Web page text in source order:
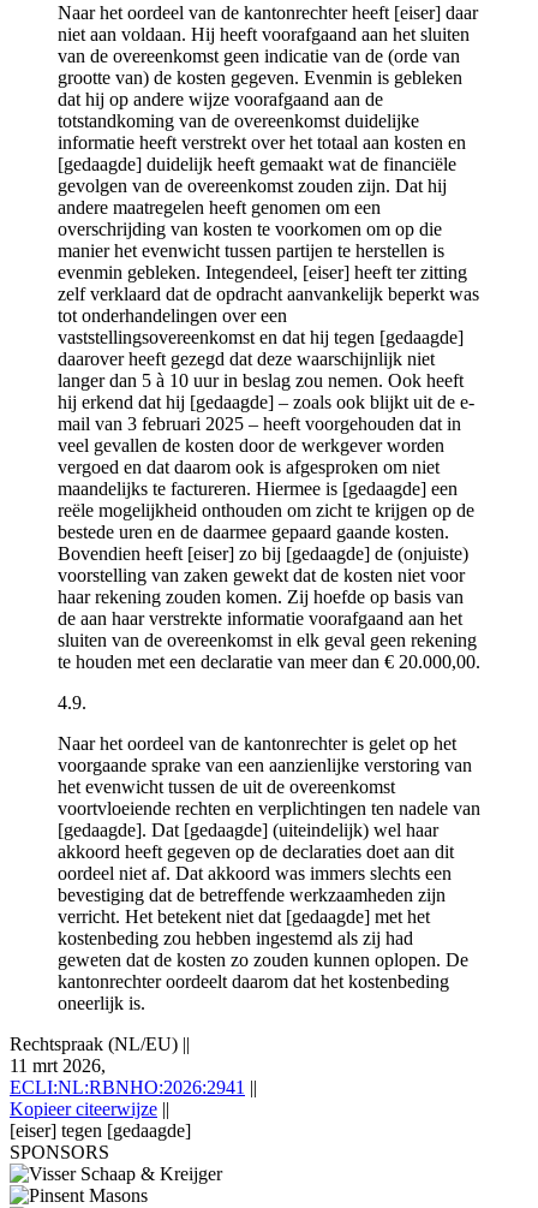
Naar het oordeel van de kantonrechter heeft [eiser] daar
niet aan voldaan. Hij heeft voorafgaand aan het sluiten
van de overeenkomst geen indicatie van de (orde van
grootte van) de kosten gegeven. Evenmin is gebleken
dat hij op andere wijze voorafgaand aan de
totstandkoming van de overeenkomst duidelijke
informatie heeft verstrekt over het totaal aan kosten en
[gedaagde] duidelijk heeft gemaakt wat de financiële
gevolgen van de overeenkomst zouden zijn. Dat hij
andere maatregelen heeft genomen om een
overschrijding van kosten te voorkomen om op die
manier het evenwicht tussen partijen te herstellen is
evenmin gebleken. Integendeel, [eiser] heeft ter zitting
zelf verklaard dat de opdracht aanvankelijk beperkt was
tot onderhandelingen over een
vaststellingsovereenkomst en dat hij tegen [gedaagde]
daarover heeft gezegd dat deze waarschijnlijk niet
langer dan 5 à 10 uur in beslag zou nemen. Ook heeft
hij erkend dat hij [gedaagde] – zoals ook blijkt uit de e-
mail van 3 februari 2025 – heeft voorgehouden dat in
veel gevallen de kosten door de werkgever worden
vergoed en dat daarom ook is afgesproken om niet
maandelijks te factureren. Hiermee is [gedaagde] een
reële mogelijkheid onthouden om zicht te krijgen op de
bestede uren en de daarmee gepaard gaande kosten.
Bovendien heeft [eiser] zo bij [gedaagde] de (onjuiste)
voorstelling van zaken gewekt dat de kosten niet voor
haar rekening zouden komen. Zij hoefde op basis van
de aan haar verstrekte informatie voorafgaand aan het
sluiten van de overeenkomst in elk geval geen rekening
te houden met een declaratie van meer dan € 20.000,00.
4.9.
Naar het oordeel van de kantonrechter is gelet op het
voorgaande sprake van een aanzienlijke verstoring van
het evenwicht tussen de uit de overeenkomst
voortvloeiende rechten en verplichtingen ten nadele van
[gedaagde]. Dat [gedaagde] (uiteindelijk) wel haar
akkoord heeft gegeven op de declaraties doet aan dit
oordeel niet af. Dat akkoord was immers slechts een
bevestiging dat de betreffende werkzaamheden zijn
verricht. Het betekent niet dat [gedaagde] met het
kostenbeding zou hebben ingestemd als zij had
geweten dat de kosten zo zouden kunnen oplopen. De
kantonrechter oordeelt daarom dat het kostenbeding
oneerlijk is.
Rechtspraak (NL/EU) ||
11 mrt 2026,
ECLI:NL:RBNHO:2026:2941 ||
Kopieer citeerwijze ||
[eiser] tegen [gedaagde]
SPONSORS